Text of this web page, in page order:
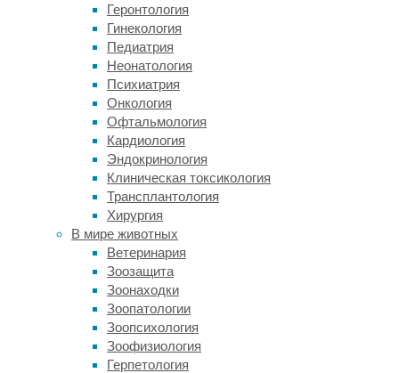
Геронтология
Гинекология
Педиатрия
Неонатология
Психиатрия
Онкология
Офтальмология
Кардиология
Эндокринология
Клиническая токсикология
Трансплантология
Хирургия
В мире животных
Ветеринария
Зоозащита
Зоонаходки
Зоопатологии
Зоопсихология
Зоофизиология
Герпетология
работать,
дружить
чувствовать
себя
счастливым
состоявшимся
человеком.
Читать
дальше
"Буллезный
эпидермолиз.
Часть
вторая.
История
«человека-
бабочки»"
Непридуманные
истории
Коляска
для
Дарьи
жизненная
необходимость